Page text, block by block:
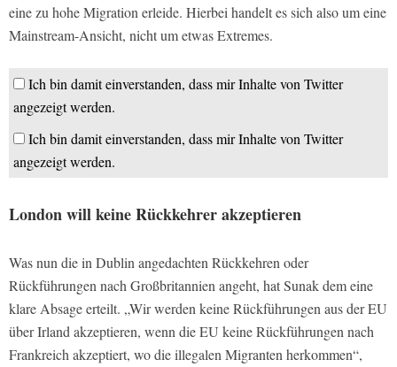
eine zu hohe Migration erleide. Hierbei handelt es sich also um eine
Mainstream-Ansicht, nicht um etwas Extremes.
Ich bin damit einverstanden, dass mir Inhalte von Twitter
angezeigt werden.
Ich bin damit einverstanden, dass mir Inhalte von Twitter
angezeigt werden.
London will keine Rückkehrer akzeptieren
Was nun die in Dublin angedachten Rückkehren oder
Rückführungen nach Großbritannien angeht, hat Sunak dem eine
klare Absage erteilt. „Wir werden keine Rückführungen aus der EU
über Irland akzeptieren, wenn die EU keine Rückführungen nach
Frankreich akzeptiert, wo die illegalen Migranten herkommen“,